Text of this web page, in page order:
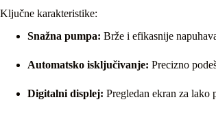
Ključne karakteristike:
Snažna pumpa: Brže i efikasnije
Automatsko isključivanje: Precizno
Digitalni displej: Pregledan ekran za lako